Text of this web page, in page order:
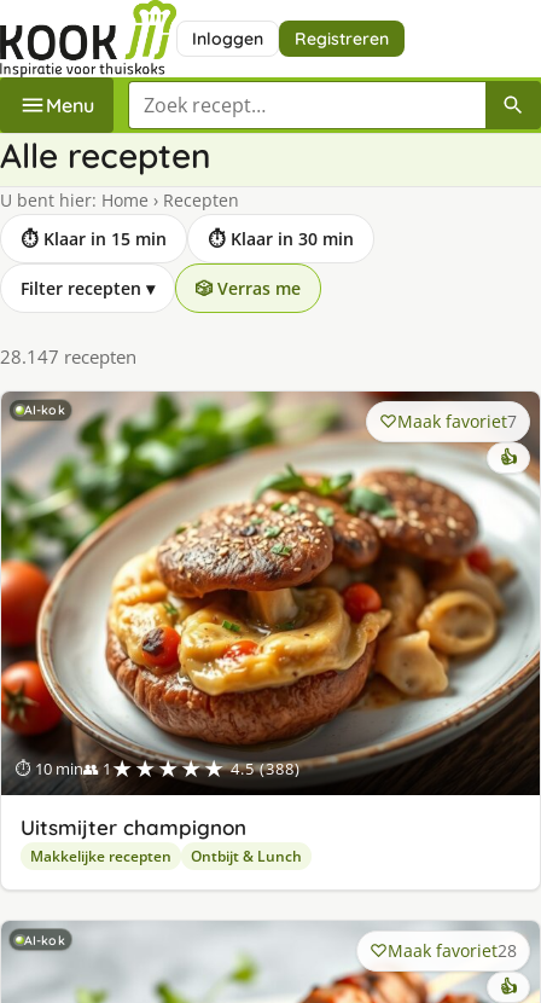
Inloggen Registreren
Menu Zoek een recept
Alle recepten
U bent hier: Home › Recepten
⏱ Klaar in 15 min
⏱ Klaar in 30 min
Filter recepten ▾ 🎲 Verras me
28.147 recepten
AI-kok
⏱ 10 min👥 1★★★★★ 4.5 (388)
Maak favoriet7
👍
Uitsmijter champignon
Makkelijke recepten Ontbijt & Lunch
AI-kok Maak favoriet28
👍